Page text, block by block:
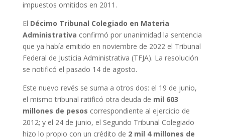
impuestos omitidos en 2011.
El Décimo Tribunal Colegiado en Materia
Administrativa confirmó por unanimidad la sentencia
que ya había emitido en noviembre de 2022 el Tribunal
Federal de Justicia Administrativa (TFJA). La resolución
se notificó el pasado 14 de agosto.
Este nuevo revés se suma a otros dos: el 19 de junio,
el mismo tribunal ratificó otra deuda de mil 603
millones de pesos correspondiente al ejercicio de
2012; y el 24 de junio, el Segundo Tribunal Colegiado
hizo lo propio con un crédito de 2 mil 4 millones de